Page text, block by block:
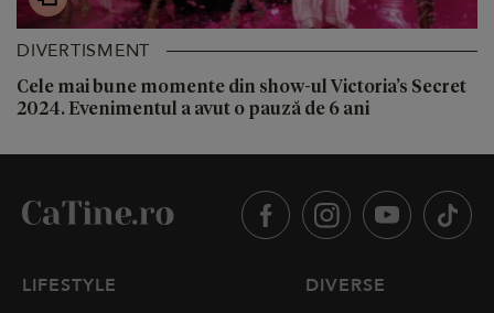
DIVERTISMENT
Cele mai bune momente din show-ul Victoria’s Secret
2024. Evenimentul a avut o pauză de 6 ani
LIFESTYLE
DIVERSE